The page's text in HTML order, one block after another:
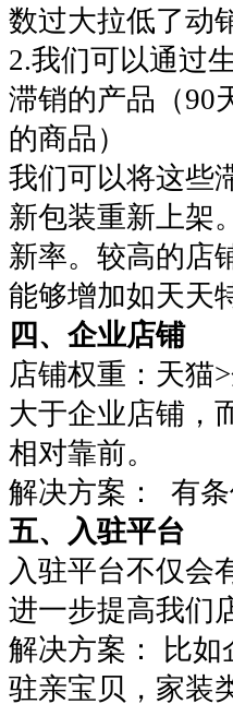
数过大拉低了动
2.我们可以通过
滞销的产品（90
的商品）
我们可以将这些
新包装重新上架
新率。较高的店
能够增加如天
四、企业店铺
店铺权重：天猫
大于企业店铺，
相对靠前。
解决方案： 有
五、入驻平台
入驻平台不仅会
进一步提高我们
解决方案： 比
驻亲宝贝，家装